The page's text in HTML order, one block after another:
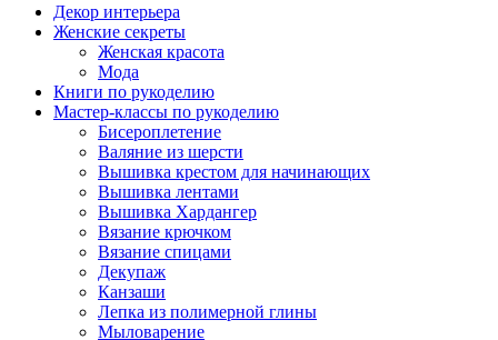
Декор интерьера
Женские секреты
Женская красота
Мода
Книги по рукоделию
Мастер-классы по рукоделию
Бисероплетение
Валяние из шерсти
Вышивка крестом для начинающих
Вышивка лентами
Вышивка Хардангер
Вязание крючком
Вязание спицами
Декупаж
Канзаши
Лепка из полимерной глины
Мыловарение